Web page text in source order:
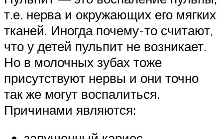
т.е. нерва и окружающих его мягких
тканей. Иногда почему-то считают,
что у детей пульпит не возникает.
Но в молочных зубах тоже
присутствуют нервы и они точно
так же могут воспалиться.
Причинами являются: